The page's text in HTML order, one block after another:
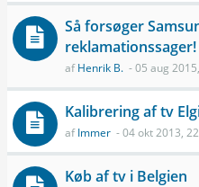
Så forsøger
reklamationssager!
afHenrik B. - 05 aug
Kalibrering af tv
afImmer - 04 okt 2013,
Køb af tv i Belgien